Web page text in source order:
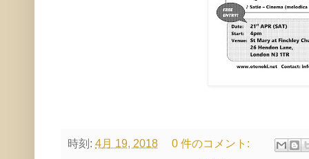
時刻: 4月 19, 2018 0 件のコメント: